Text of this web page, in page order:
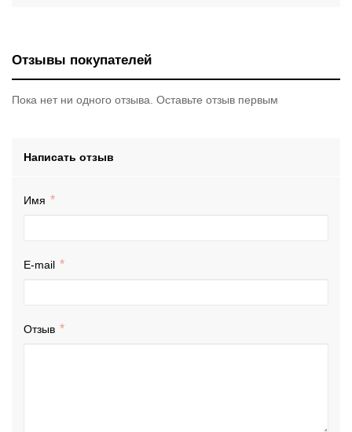
Отзывы покупателей
Пока нет ни одного отзыва. Оставьте отзыв первым
Написать отзыв
Имя
E-mail
Отзыв